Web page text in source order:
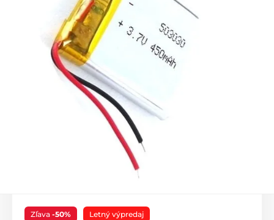
Zľava -50% Letný výpredaj